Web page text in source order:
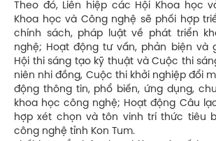
Theo đó, Liên hiệp các Hội Khoa học
Khoa học và Công nghệ sẽ phối hợp
chính sách, pháp luật về phát triển
nghệ; Hoạt động tư vấn, phản biện và
Hội thi sáng tạo kỹ thuật và Cuộc thi
niên nhi đồng, Cuộc thi khởi nghiệp đổi
động thông tin, phổ biến, ứng dụng,
khoa học công nghệ; Hoạt động Câu
hợp xét chọn và tôn vinh trí thức tiêu
công nghệ tỉnh Kon Tum.